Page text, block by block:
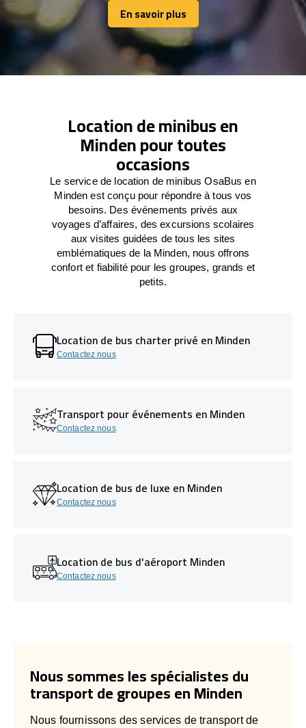
En savoir plus
En savoir plus
Location de minibus en
Minden pour toutes
occasions
Le service de location de minibus OsaBus en
Minden est conçu pour répondre à tous vos
besoins. Des événements privés aux
voyages d’affaires, des excursions scolaires
aux visites guidées de tous les sites
emblématiques de la Minden, nous offrons
confort et fiabilité pour les groupes, grands et
petits.
Location de bus charter privé en Minden
Contactez nous
Transport pour événements en Minden
Contactez nous
Location de bus de luxe en Minden
Contactez nous
Location de bus d'aéroport Minden
Contactez nous
Nous sommes les spécialistes du
transport de groupes en Minden
Nous fournissons des services de transport de